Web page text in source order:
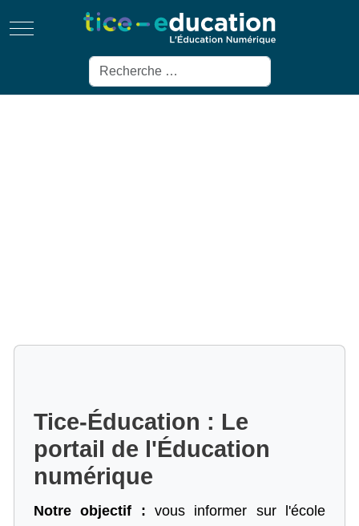
Mobile Menu Toggle
Rechercher
Tice-Éducation : Le
portail de l'Éducation
numérique
Notre objectif : vous informer sur l'école